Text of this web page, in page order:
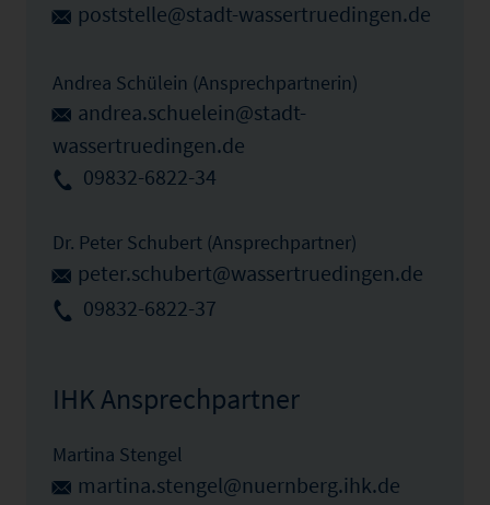
poststelle@stadt-wassertruedingen.de
Andrea Schülein (Ansprechpartnerin)
andrea.schuelein@stadt-
wassertruedingen.de
09832-6822-34
Dr. Peter Schubert (Ansprechpartner)
peter.schubert@wassertruedingen.de
09832-6822-37
IHK Ansprechpartner
Martina Stengel
martina.stengel@nuernberg.ihk.de